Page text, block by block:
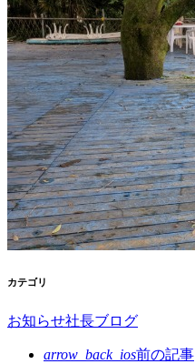
カテゴリ
お知らせ社長ブログ
arrow_back_ios前の記事